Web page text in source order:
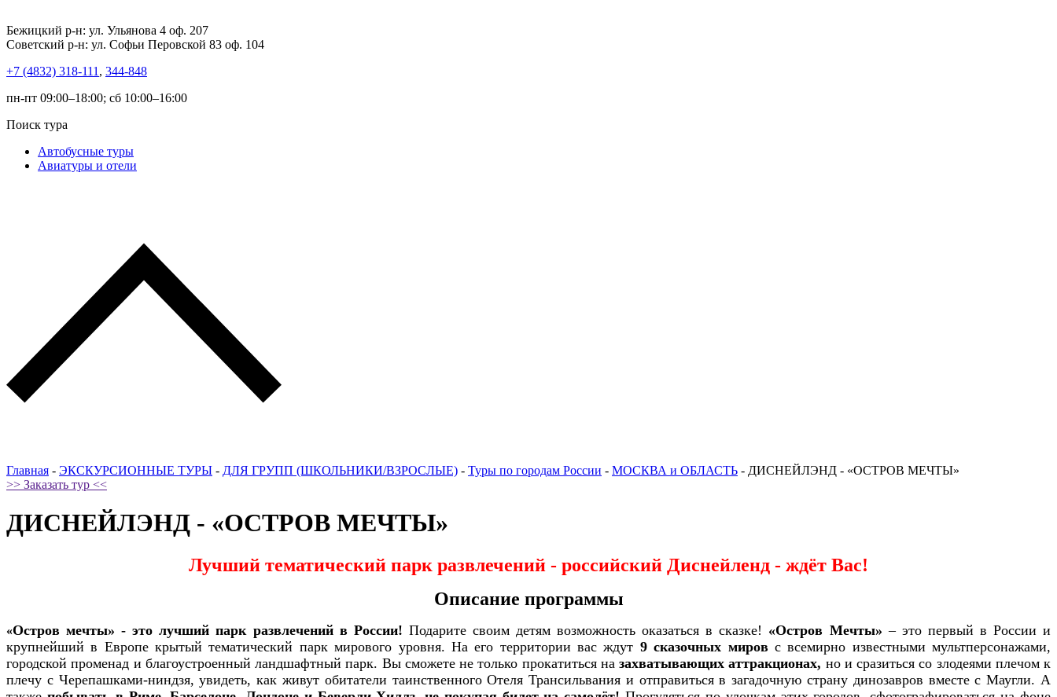
Бежицкий р-н: ул. Ульянова 4 оф. 207
Советский р-н: ул. Софьи Перовской 83 оф. 104
+7 (4832) 318-111 , 344-848
пн-пт 09:00–18:00; сб 10:00–16:00
Поиск тура
Автобусные туры
Авиатуры и отели
Главная - ЭКСКУРСИОННЫЕ ТУРЫ - ДЛЯ ГРУПП (ШКОЛЬНИКИ/ВЗРОСЛЫЕ) - Туры по городам России - МОСКВА и ОБЛАСТЬ - ДИСНЕЙЛЭНД - «ОСТРОВ МЕЧТЫ»
>> Заказать тур <<
ДИСНЕЙЛЭНД - «ОСТРОВ МЕЧТЫ»
Лучший тематический парк развлечений - российский Диснейленд - ждёт Вас!
Описание программы
«Остров мечты» - это лучший парк развлечений в России! Подарите своим детям возможность оказаться в сказке! «Остров Мечты»– это первый в России и
крупнейший в Европе крытый тематический парк мирового уровня. На его территории вас ждут 9 сказочных мировс всемирно известными мультперсонажами,
городской променад и благоустроенный ландшафтный парк. Вы сможете не только прокатиться на захватывающих аттракционах, но и сразиться со злодеями плечом к
плечу с Черепашками-ниндзя, увидеть, как живут обитатели таинственного Отеля Трансильвания и отправиться в загадочную страну динозавров вместе с Маугли. А